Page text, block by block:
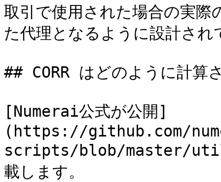
取引で使用された場合の実
た代理となるように設計され
## CORR はどのように計算
[Numerai公式が公開]
(https://github.com/
scripts/blob/master/
載します。